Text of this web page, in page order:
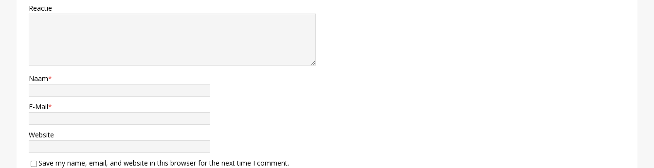
Reactie
Naam*
E-Mail*
Website
Save my name, email, and website in this browser for the next time I comment.